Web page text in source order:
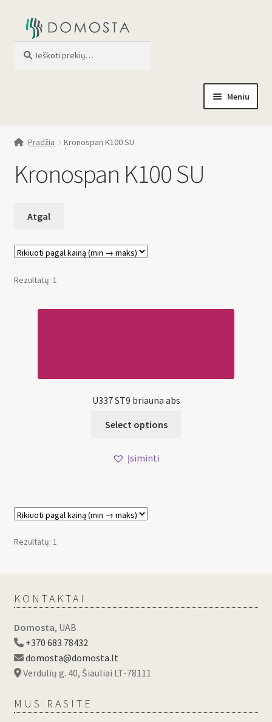
Meniu
Profilis
Pradžia Kronospan K100 SU
Kronospan K100 SU
Rezultatų: 1
U337 ST9 briauna abs
Select options
Įsiminti
Rezultatų: 1
KONTAKTAI
Domosta, UAB
+370 683 78432
domosta@domosta.lt
Verdulių g. 40, Šiauliai LT-78111
MUS RASITE